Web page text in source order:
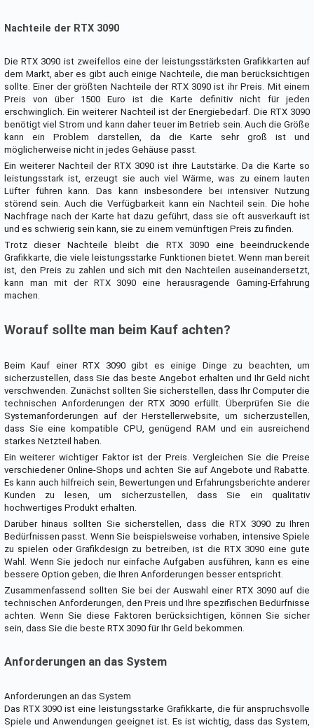
Nachteile der RTX 3090
Die RTX 3090 ist zweifellos eine der leistungsstärksten Grafikkarten auf
dem Markt, aber es gibt auch einige Nachteile, die man berücksichtigen
sollte. Einer der größten Nachteile der RTX 3090 ist ihr Preis. Mit einem
Preis von über 1500 Euro ist die Karte definitiv nicht für jeden
erschwinglich. Ein weiterer Nachteil ist der Energiebedarf. Die RTX 3090
benötigt viel Strom und kann daher teuer im Betrieb sein. Auch die Größe
kann ein Problem darstellen, da die Karte sehr groß ist und
möglicherweise nicht in jedes Gehäuse passt.
Ein weiterer Nachteil der RTX 3090 ist ihre Lautstärke. Da die Karte so
leistungsstark ist, erzeugt sie auch viel Wärme, was zu einem lauten
Lüfter führen kann. Das kann insbesondere bei intensiver Nutzung
störend sein. Auch die Verfügbarkeit kann ein Nachteil sein. Die hohe
Nachfrage nach der Karte hat dazu geführt, dass sie oft ausverkauft ist
und es schwierig sein kann, sie zu einem vernünftigen Preis zu finden.
Trotz dieser Nachteile bleibt die RTX 3090 eine beeindruckende
Grafikkarte, die viele leistungsstarke Funktionen bietet. Wenn man bereit
ist, den Preis zu zahlen und sich mit den Nachteilen auseinandersetzt,
kann man mit der RTX 3090 eine herausragende Gaming-Erfahrung
machen.
Worauf sollte man beim Kauf achten?
Beim Kauf einer RTX 3090 gibt es einige Dinge zu beachten, um
sicherzustellen, dass Sie das beste Angebot erhalten und Ihr Geld nicht
verschwenden. Zunächst sollten Sie sicherstellen, dass Ihr Computer die
technischen Anforderungen der RTX 3090 erfüllt. Überprüfen Sie die
Systemanforderungen auf der Herstellerwebsite, um sicherzustellen,
dass Sie eine kompatible CPU, genügend RAM und ein ausreichend
starkes Netzteil haben.
Ein weiterer wichtiger Faktor ist der Preis. Vergleichen Sie die Preise
verschiedener Online-Shops und achten Sie auf Angebote und Rabatte.
Es kann auch hilfreich sein, Bewertungen und Erfahrungsberichte anderer
Kunden zu lesen, um sicherzustellen, dass Sie ein qualitativ
hochwertiges Produkt erhalten.
Darüber hinaus sollten Sie sicherstellen, dass die RTX 3090 zu Ihren
Bedürfnissen passt. Wenn Sie beispielsweise vorhaben, intensive Spiele
zu spielen oder Grafikdesign zu betreiben, ist die RTX 3090 eine gute
Wahl. Wenn Sie jedoch nur einfache Aufgaben ausführen, kann es eine
bessere Option geben, die Ihren Anforderungen besser entspricht.
Zusammenfassend sollten Sie bei der Auswahl einer RTX 3090 auf die
technischen Anforderungen, den Preis und Ihre spezifischen Bedürfnisse
achten. Wenn Sie diese Faktoren berücksichtigen, können Sie sicher
sein, dass Sie die beste RTX 3090 für Ihr Geld bekommen.
Anforderungen an das System
Anforderungen an das System
Das RTX 3090 ist eine leistungsstarke Grafikkarte, die für anspruchsvolle
Spiele und Anwendungen geeignet ist. Es ist wichtig, dass das System,